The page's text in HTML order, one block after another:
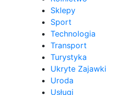
Sklepy
Sport
Technologia
Transport
Turystyka
Ukryte Zajawki
Uroda
Usługi